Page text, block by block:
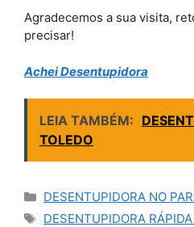
Agradecemos a sua visita,
precisar!
Achei Desentupidora
LEIA TAMBÉM:
TOLEDO
Categorias
DESENTUPIDORA NO
Tags
DESENTUPIDORA